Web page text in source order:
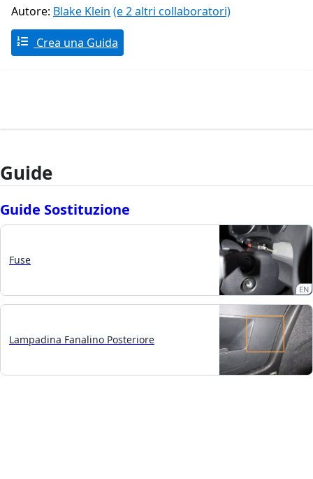
Autore: Blake Klein (e 2 altri collaboratori)
Crea una Guida
Guide
Guide Sostituzione
Fuse
EN
Lampadina Fanalino Posteriore